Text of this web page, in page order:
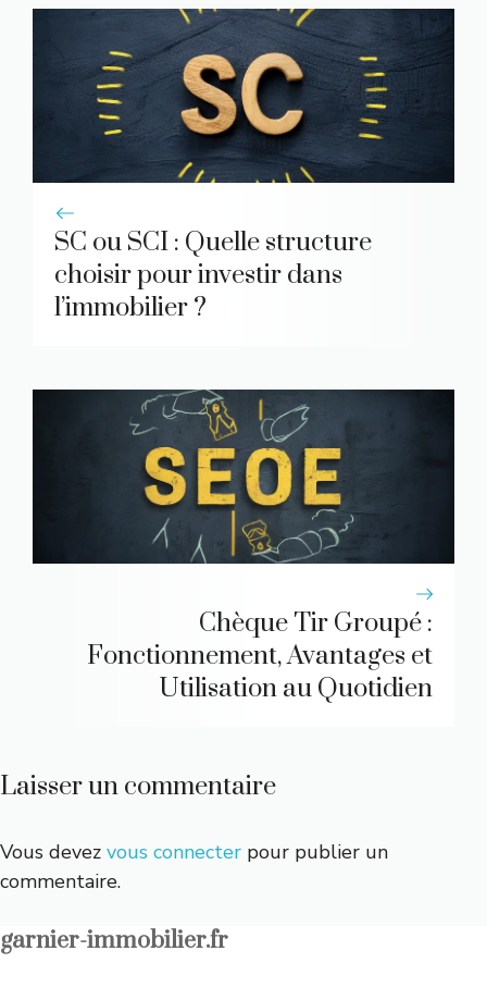
SC ou SCI : Quelle structure
choisir pour investir dans
l’immobilier ?
Chèque Tir Groupé :
Fonctionnement, Avantages et
Utilisation au Quotidien
Laisser un commentaire
Vous devez vous connecter pour publier un
commentaire.
garnier-immobilier.fr